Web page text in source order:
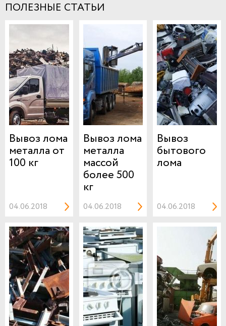
ПОЛЕЗНЫЕ СТАТЬИ
Вывоз лома
металла от
100 кг
04.06.2018
Вывоз лома
металла
массой
более 500
кг
04.06.2018
Вывоз
бытового
лома
04.06.2018